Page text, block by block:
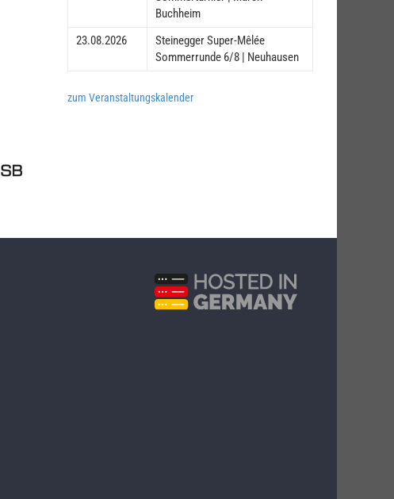
Buchheim
23.08.2026
Steinegger Super-Mêlée
Sommerrunde 6/8 | Neuhausen
zum Veranstaltungskalender